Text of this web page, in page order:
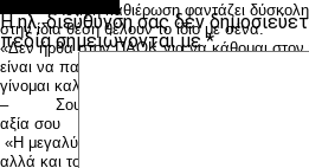
– Αυτή η καθιέρωση φαντάζει δύσκολη;
στην ίδια θέση θέλουν το ίδιο με σένα.
«Δεν ήρθα στον ΠΑΟΚ για να κάθομαι στον
είναι να παίζει, υπάρχει ανταγωνισμός,
γίνομαι καλύτερος».
– Σου δίνει όμως δύναμη ότι όλοι
αξία σου
«Η μεγαλύτερη επιβράβευση για μένα
αλλά και του κόσμου. Και θα ήθελα φυσικά
Η ηλ. διεύθυνση σας δεν
πεδία σημειώνονται με*